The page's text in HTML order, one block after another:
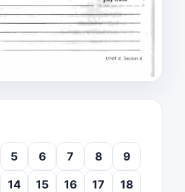
5 6 7 8
9
14 15 16 17
18